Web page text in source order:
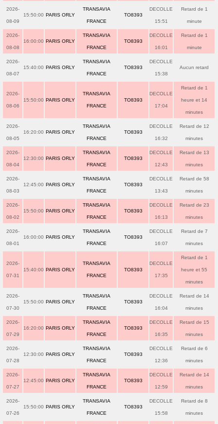
2026-
08-09
15:50:00 PARIS ORLY
TRANSAVIA
FRANCE
TO8393
DECOLLE
15:51
Retard de 1
minute
2026-
08-08
16:00:00 PARIS ORLY
TRANSAVIA
FRANCE
TO8393
DECOLLE
16:01
Retard de 1
minute
2026-
08-07
15:40:00 PARIS ORLY
TRANSAVIA
FRANCE
TO8393
DECOLLE
15:38
Aucun retard
2026-
08-06
15:50:00 PARIS ORLY
TRANSAVIA
FRANCE
TO8393
DECOLLE
17:04
Retard de 1
heure et 14
minutes
2026-
08-05
16:20:00 PARIS ORLY
TRANSAVIA
FRANCE
TO8393
DECOLLE
16:32
Retard de 12
minutes
2026-
08-04
12:30:00 PARIS ORLY
TRANSAVIA
FRANCE
TO8393
DECOLLE
12:43
Retard de 13
minutes
2026-
08-03
12:45:00 PARIS ORLY
TRANSAVIA
FRANCE
TO8393
DECOLLE
13:43
Retard de 58
minutes
2026-
08-02
15:50:00 PARIS ORLY
TRANSAVIA
FRANCE
TO8393
DECOLLE
16:13
Retard de 23
minutes
2026-
08-01
16:00:00 PARIS ORLY
TRANSAVIA
FRANCE
TO8393
DECOLLE
16:07
Retard de 7
minutes
2026-
07-31
15:40:00 PARIS ORLY
TRANSAVIA
FRANCE
TO8393
DECOLLE
17:35
Retard de 1
heure et 55
minutes
2026-
07-30
15:50:00 PARIS ORLY
TRANSAVIA
FRANCE
TO8393
DECOLLE
16:04
Retard de 14
minutes
2026-
07-29
16:20:00 PARIS ORLY
TRANSAVIA
FRANCE
TO8393
DECOLLE
16:35
Retard de 15
minutes
2026-
07-28
12:30:00 PARIS ORLY
TRANSAVIA
FRANCE
TO8393
DECOLLE
12:36
Retard de 6
minutes
2026-
07-27
12:45:00 PARIS ORLY
TRANSAVIA
FRANCE
TO8393
DECOLLE
12:59
Retard de 14
minutes
2026-
07-26
15:50:00 PARIS ORLY
TRANSAVIA
FRANCE
TO8393
DECOLLE
15:58
Retard de 8
minutes